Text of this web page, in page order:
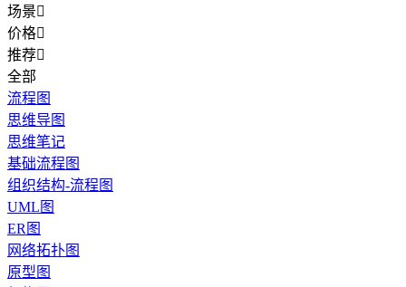
场景
价格
推荐
全部
流程图
思维导图
思维笔记
基础流程图
组织结构-流程图
UML图
ER图
网络拓扑图
原型图